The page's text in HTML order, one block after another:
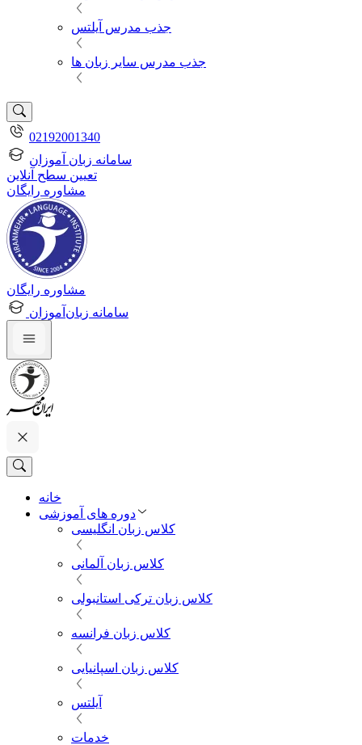
جذب مدرس آیلتس
جذب مدرس سایر زبان ها
02192001340
سامانه زبان آموزان
تعیین سطح آنلاین
مشاوره رایگان
مشاوره رایگان
سامانه زبان‌آموزان
خانه
دوره های آموزشی
کلاس زبان انگلیسی
کلاس زبان آلمانی
کلاس زبان ترکی استانبولی
کلاس زبان فرانسه
کلاس زبان اسپانیایی
آیلتس
خدمات